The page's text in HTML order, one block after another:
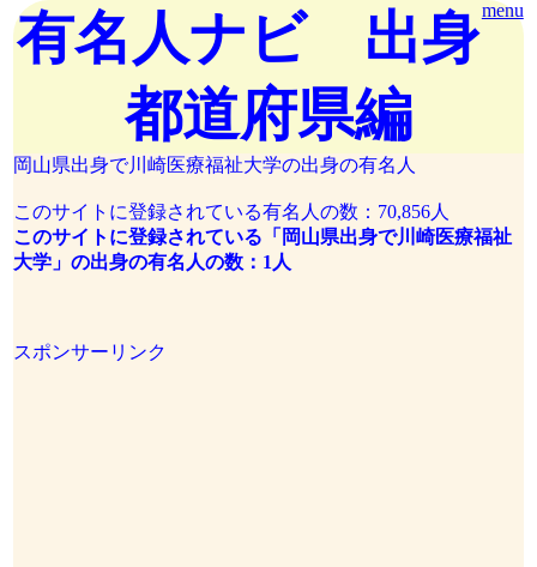
menu
有名人ナビ 出身
都道府県編
岡山県出身で川崎医療福祉大学の出身の有名人
このサイトに登録されている有名人の数：70,856人
このサイトに登録されている「岡山県出身で川崎医療福祉
大学」の出身の有名人の数：1人
スポンサーリンク